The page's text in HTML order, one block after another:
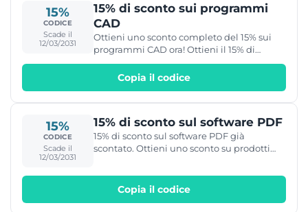
15%
CODICE
Scade il
12/03/2031
15% di sconto sui programmi
CAD
Ottieni uno sconto completo del 15% sui
programmi CAD ora! Ottieni il 15% di
sconto su prodotti come: - TurboCAD 2D
2019/2020 - ViaCAD PowerPack 10 3D
Printing - TurboCAD 2D/3D 2018/2019 Full
Copia il codice
15%
CODICE
Scade il
12/03/2031
15% di sconto sul software PDF
15% di sconto sul software PDF già
scontato. Ottieni uno sconto su prodotti
Copia il codice